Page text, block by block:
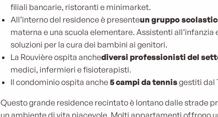
filiali bancarie, ristoranti e minimarket.
All’interno del residence è presenteun gruppo
materna e una scuola elementare. Assistenti all’infanzia
soluzioni per la cura dei bambini ai genitori.
La Rouvière ospita anchediversi professionisti del
medici, infermieri e fisioterapisti.
Il condominio ospita anche5 campi da tennisgestiti dal
Questo grande residence recintato è lontano dalle strade
un ambiente di vita piacevole. Molti appartamenti offrono